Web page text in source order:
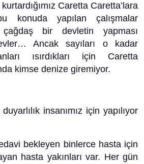
Caretta Caretta’lara
konuda yapılan çalışmalar
bir devletin yapması
Ancak sayıları o kadar
ısırdıkları için Caretta
kimse denize giremiyor.
insanımız için yapılıyor
bekleyen binlerce hasta için
hasta yakınları var. Her gün